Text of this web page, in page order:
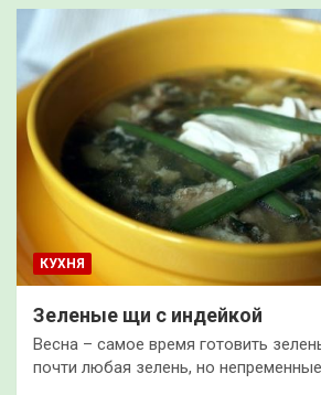
КУХНЯ
Зеленые щи с индейкой
Весна – самое время готовить
почти любая зелень, но